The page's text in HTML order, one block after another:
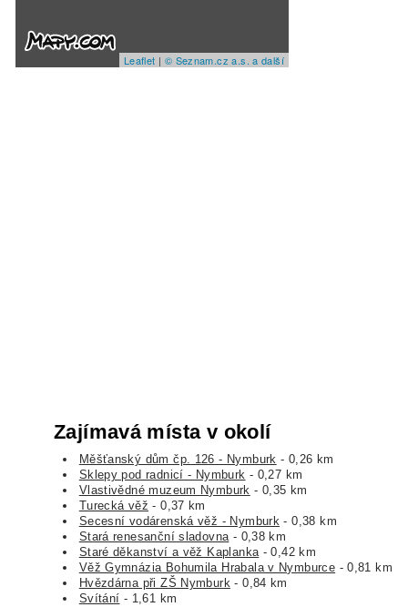
Leaflet | © Seznam.cz a.s. a další
Zajímavá místa v okolí
Měšťanský dům čp. 126 - Nymburk - 0,26 km
Sklepy pod radnicí - Nymburk - 0,27 km
Vlastivědné muzeum Nymburk - 0,35 km
Turecká věž - 0,37 km
Secesní vodárenská věž - Nymburk - 0,38 km
Stará renesanční sladovna- 0,38 km
Staré děkanství a věž Kaplanka- 0,42 km
Věž Gymnázia Bohumila Hrabala v Nymburce - 0,81 km
Hvězdárna při ZŠ Nymburk - 0,84 km
Svítání - 1,61 km